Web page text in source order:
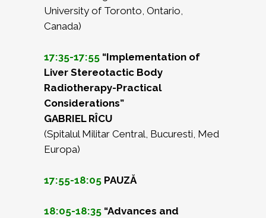
University of Toronto, Ontario,
Canada)
17:35-17:55 “Implementation of
Liver Stereotactic Body
Radiotherapy-Practical
Considerations”
GABRIEL RÎCU
(Spitalul Militar Central, Bucuresti, Med
Europa)
17:55-18:05 PAUZĂ
18:05-18:35 “Advances and